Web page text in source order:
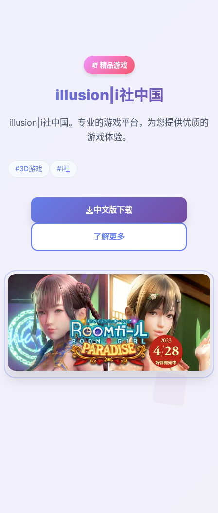
🧯 精品游戏
illusion|i社中国
illusion|i社中国。专业的游戏平台，为您提供优质的
游戏体验。
#3D游戏 #I社
中文版下载
了解更多